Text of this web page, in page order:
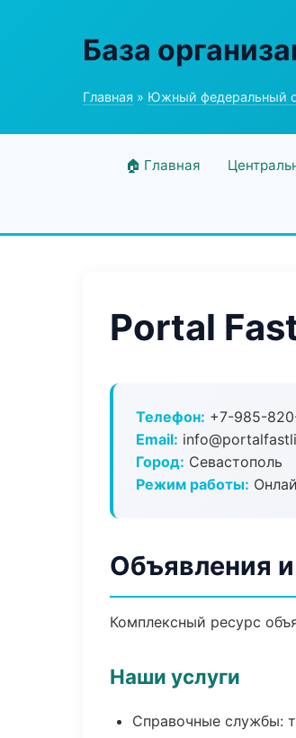
База
Главная » Южный федеральный
🏠 Главная
Portal
Телефон: +7-985-
Email:
Город: Севастополь
Режим работы:
Объявления
Комплексный ресурс
Наши услуги
Справочные службы: